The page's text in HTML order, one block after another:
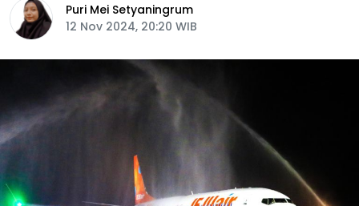
Puri Mei Setyaningrum
12 Nov 2024, 20:20 WIB